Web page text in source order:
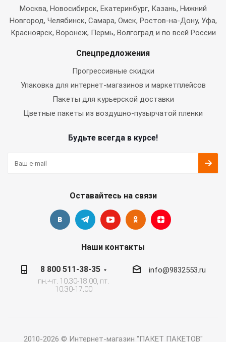
Москва, Новосибирск, Екатеринбург, Казань, Нижний
Новгород, Челябинск, Самара, Омск, Ростов-на-Дону, Уфа,
Красноярск, Воронеж, Пермь, Волгоград и по всей России
Спецпредложения
Прогрессивные скидки
Упаковка для интернет-магазинов и маркетплейсов
Пакеты для курьерской доставки
Цветные пакеты из воздушно-пузырчатой пленки
Будьте всегда в курсе!
Оставайтесь на связи
Наши контакты
8 800 511-38-35
пн.-чт. 10.30-18.00, пт.
10.30-17.00
info@9832553.ru
2010-2026 © Интернет-магазин "ПАКЕТ ПАКЕТОВ"